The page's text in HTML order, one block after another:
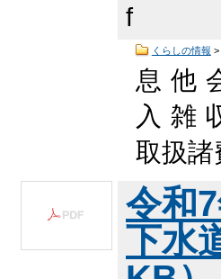
f
くらしの情報 >
息 他
入 雑
取扱
令和
下水